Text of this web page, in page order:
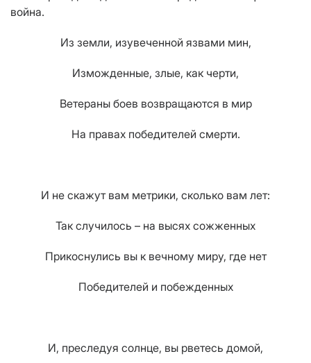
война.
Из земли, изувеченной язвами мин,
Изможденные, злые, как черти,
Ветераны боев возвращаются в мир
На правах победителей смерти.
И не скажут вам метрики, сколько вам лет:
Так случилось – на высях сожженных
Прикоснулись вы к вечному миру, где нет
Победителей и побежденных
И, преследуя солнце, вы рветесь домой,